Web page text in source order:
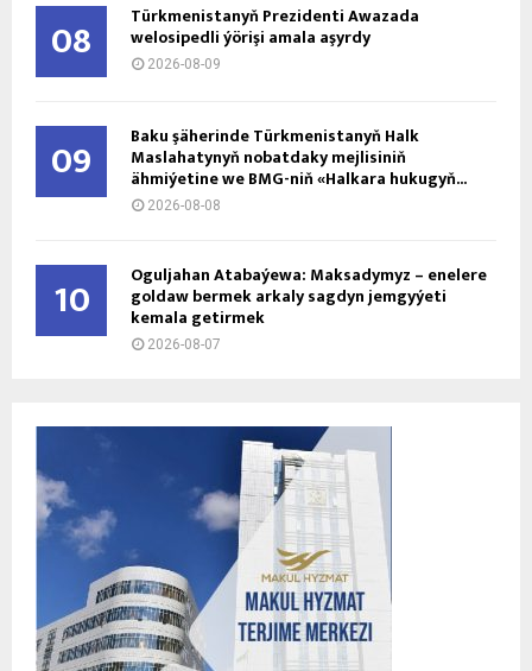
08 Türkmenistanyň Prezidenti Awazada
welosipedli ýörişi amala aşyrdy
2026-08-09
09 Baku şäherinde Türkmenistanyň Halk
Maslahatynyň nobatdaky mejlisiniň
ähmiýetine we BMG-niň «Halkara hukugyň...
2026-08-08
10 Oguljahan Atabaýewa: Maksadymyz – enelere
goldaw bermek arkaly sagdyn jemgyýeti
kemala getirmek
2026-08-07